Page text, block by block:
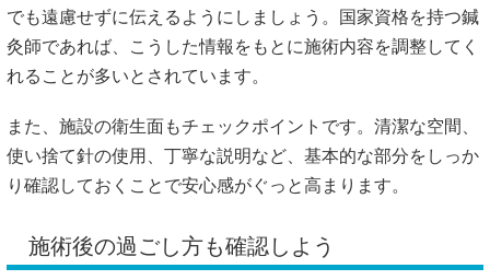
す。たとえば、施術直後に激しい運動や長時間の入浴をする
と体が過剰に反応することがあるとされています。
しっかりとることが、体の回復につながると考えられていま
す。事前に施術後の注意点についても確認しておくとよいで
しょう。
#針治療前の準備